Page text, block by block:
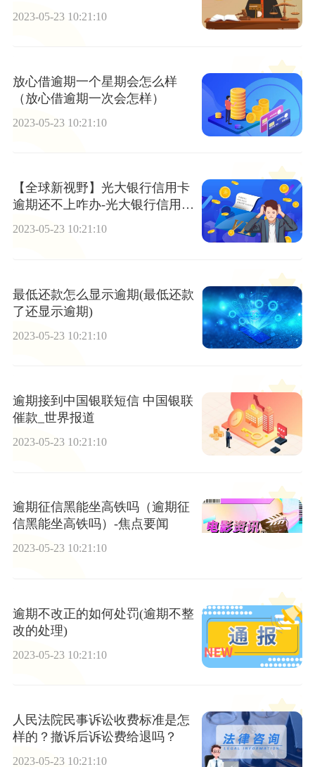
2023-05-23 10:21:10
放心借逾期一个星期会怎么样
（放心借逾期一次会怎样）
2023-05-23 10:21:10
【全球新视野】光大银行信用卡
逾期还不上咋办-光大银行信用卡
逾期还不上咋办呢
2023-05-23 10:21:10
最低还款怎么显示逾期(最低还款
了还显示逾期)
2023-05-23 10:21:10
逾期接到中国银联短信 中国银联
催款_世界报道
2023-05-23 10:21:10
逾期征信黑能坐高铁吗（逾期征
信黑能坐高铁吗）-焦点要闻
2023-05-23 10:21:10
逾期不改正的如何处罚(逾期不整
改的处理)
2023-05-23 10:21:10
人民法院民事诉讼收费标准是怎
样的？撤诉后诉讼费给退吗？
2023-05-23 10:21:10